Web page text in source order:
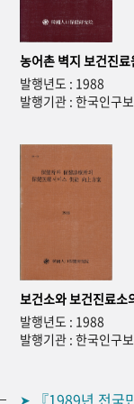
농어촌 벽지 보건진
발행년도 : 1988
발행기관 : 한국인구
보건소와 보건진료소
발행년도 : 1988
발행기관 : 한국인구
➤